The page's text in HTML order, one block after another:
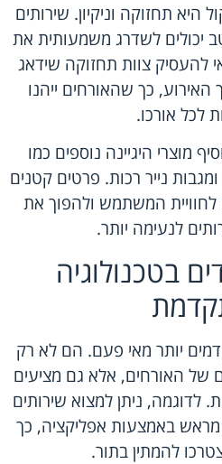
תחזוקה וניקיון. שירותים
יכולים לשדרג משמעותית את
להעסיק צוות תחזוקה שידאג
האירוע, כך שהאורחים ייהנו
לכל אורכו.
מוצרי היגיינה נוספים כמו
נייר רכות. פרטים קטנים
לחוויית המשתמש ולהפוך את
לנעימה יותר.
בטכנולוגיה
יותר מאי פעם. הם לא רק
של האורחים, אלא גם מציעים
לדוגמה, ניתן למצוא שירותים
באמצעות אפליקציה, כך
להמתין בתור.